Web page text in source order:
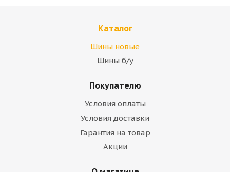
Каталог
Шины новые
Шины б/у
Покупателю
Условия оплаты
Условия доставки
Гарантия на товар
Акции